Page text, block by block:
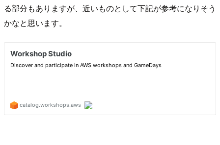
る部分もありますが、近いものとして下記が参考になりそう
かなと思います。